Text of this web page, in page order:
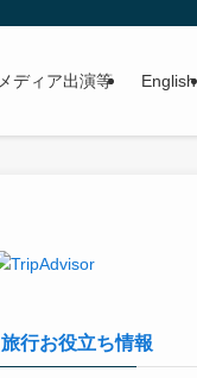
メディア出演等 English
旅行お役立ち情報